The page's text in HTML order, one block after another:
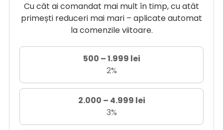
Cu cât ai comandat mai mult în timp, cu atât
primești reduceri mai mari – aplicate automat
la comenzile viitoare.
500 – 1.999 lei
2%
2.000 – 4.999 lei
3%